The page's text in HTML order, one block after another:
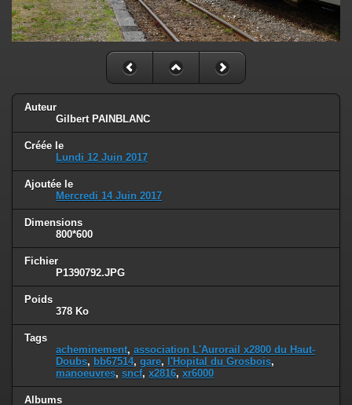
Auteur
Gilbert PAINBLANC
Créée le
Lundi 12 Juin 2017
Ajoutée le
Mercredi 14 Juin 2017
Dimensions
800*600
Fichier
P1390792.JPG
Poids
378 Ko
Tags
acheminement, association L'Aurorail x2800 du Haut-
Doubs, bb67514, gare, l'Hopital du Grosbois,
manoeuvres, sncf, x2816, xr6000
Albums